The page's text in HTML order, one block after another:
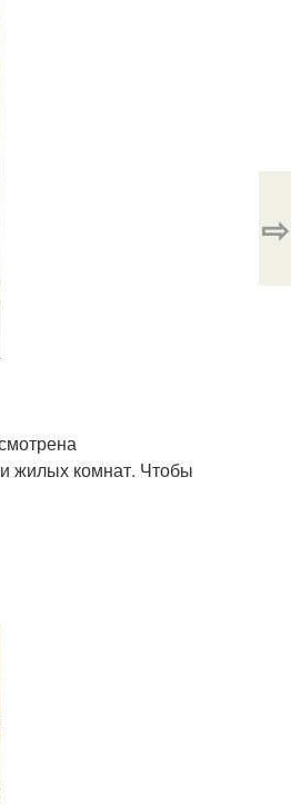
жилых комнат. Чтобы
⇨